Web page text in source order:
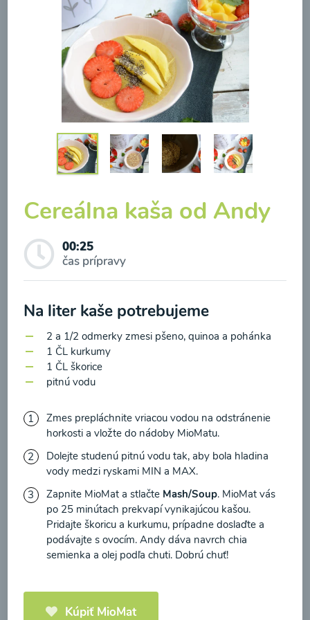
Brokolicová polievka so
syrom
00:25 Zobraziť
Brokolicové cappuccino
00:25
Načítať ďalšie
Kaše
Cereálna kaša od Andy
00:25
čas prípravy
Na liter kaše potrebujeme
2 a 1/2 odmerky zmesi pšeno, quinoa a pohánka
1 ČL kurkumy
1 ČL škorice
pitnú vodu
Zmes prepláchnite vriacou vodou na odstránenie
horkosti a vložte do nádoby MioMatu.
Dolejte studenú pitnú vodu tak, aby bola hladina
vody medzi ryskami MIN a MAX.
Zapnite MioMat a stlačte Mash/Soup. MioMat vás
po 25 minútach prekvapí vynikajúcou kašou.
Pridajte škoricu a kurkumu, prípadne doslaďte a
podávajte s ovocím. Andy dáva navrch chia
semienka a olej podľa chuti. Dobrú chuť!
Kúpiť MioMat
Odber noviniek a akcií
Odoslaním registrácie na Newsletter súhlasím so
zasielania newsletteru a potvrdzujem, že som si
prečítal(a)informácie o Ochrane osobných
údajova súhlasím s nimi.